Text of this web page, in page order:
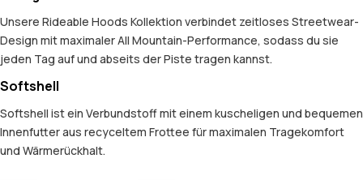
Unsere Rideable Hoods Kollektion verbindet zeitloses Streetwear-
Design mit maximaler All Mountain-Performance, sodass du sie
jeden Tag auf und abseits der Piste tragen kannst.
Softshell
Softshell ist ein Verbundstoff mit einem kuscheligen und bequemen
Innenfutter aus recyceltem Frottee für maximalen Tragekomfort
und Wärmerückhalt.